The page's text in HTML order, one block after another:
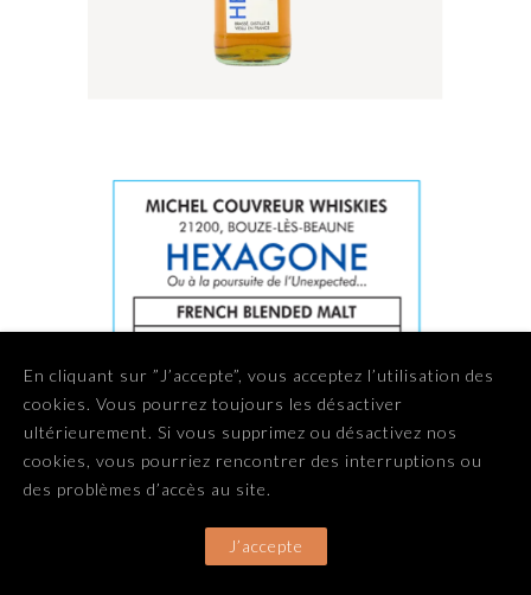
En cliquant sur ”J’accepte”, vous acceptez l’utilisation des
cookies. Vous pourrez toujours les désactiver
ultérieurement. Si vous supprimez ou désactivez nos
cookies, vous pourriez rencontrer des interruptions ou
des problèmes d’accès au site.
J’accepte